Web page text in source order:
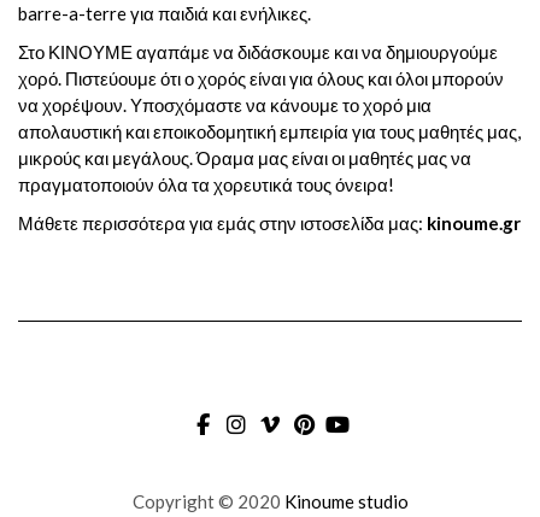
barre-a-terre για παιδιά και ενήλικες.
Στο ΚΙΝΟΥΜΕ αγαπάμε να διδάσκουμε και να δημιουργούμε
χορό. Πιστεύουμε ότι ο χορός είναι για όλους και όλοι μπορούν
να χορέψουν. Υποσχόμαστε να κάνουμε το χορό μια
απολαυστική και εποικοδομητική εμπειρία για τους μαθητές μας,
μικρούς και μεγάλους. Όραμα μας είναι οι μαθητές μας να
πραγματοποιούν όλα τα χορευτικά τους όνειρα!
Μάθετε περισσότερα για εμάς στην ιστοσελίδα μας: kinoume.gr
Copyright © 2020 Kinoume studio